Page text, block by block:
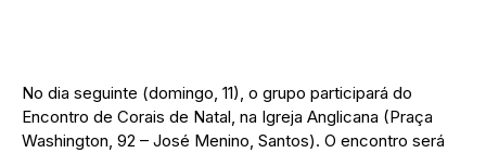
No dia seguinte (domingo, 11), o grupo participará do
Encontro de Corais de Natal, na Igreja Anglicana (Praça
Washington, 92 – José Menino, Santos). O encontro será